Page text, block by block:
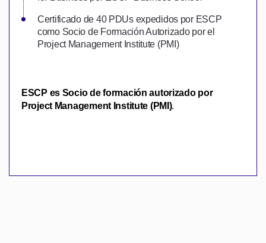
Certificado de 40 PDUs expedidos por ESCP
como Socio de Formación Autorizado por el
Project Management Institute (PMI)
ESCP es Socio deformación autorizado por
Project Management Institute (PMI).